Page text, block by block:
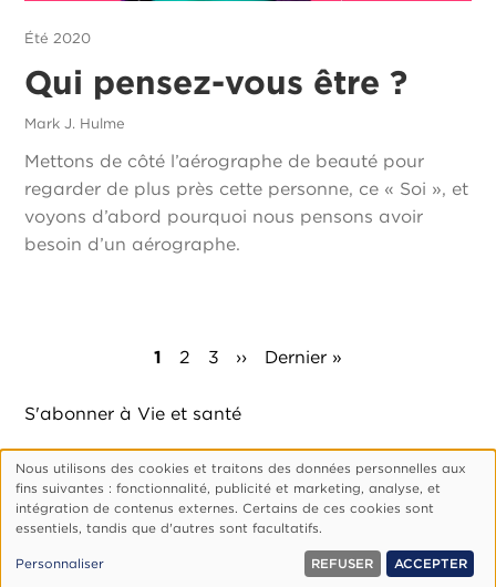
Été 2020
Qui pensez-vous être ?
Mark J. Hulme
Mettons de côté l’aérographe de beauté pour
regarder de plus près cette personne, ce « Soi », et
voyons d’abord pourquoi nous pensons avoir
besoin d’un aérographe.
Page
1 Page
2 Page
3
Page
››
Dernière
Dernier »
S'abonner à Vie et santé
Footer
Qui Sommes-Nous ?
Politique De Confidentialité
Gérer Les Cookies
© 1999, 2026 Vision.org. Tous droits réservés.
Utilisation
des
données
personnelles
Nous utilisons des cookies et traitons des données personnelles aux
fins suivantes : fonctionnalité, publicité et marketing, analyse, et
intégration de contenus externes. Certains de ces cookies sont
essentiels, tandis que d'autres sont facultatifs.
Personnaliser REFUSER ACCEPTER